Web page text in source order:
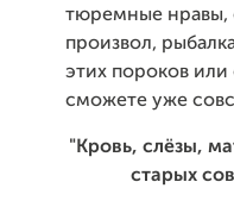
тюремные нравы,
произвол,
этих пороков или
сможете уже
"Кровь, слёзы,
старых